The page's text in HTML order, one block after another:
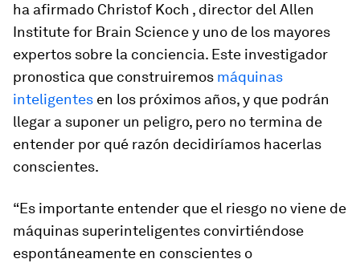
ha afirmado Christof Koch , director del Allen
Institute for Brain Science y uno de los mayores
expertos sobre la conciencia. Este investigador
pronostica que construiremos máquinas
inteligentes en los próximos años, y que podrán
llegar a suponer un peligro, pero no termina de
entender por qué razón decidiríamos hacerlas
conscientes.
“Es importante entender que el riesgo no viene de
máquinas superinteligentes convirtiéndose
espontáneamente en conscientes o